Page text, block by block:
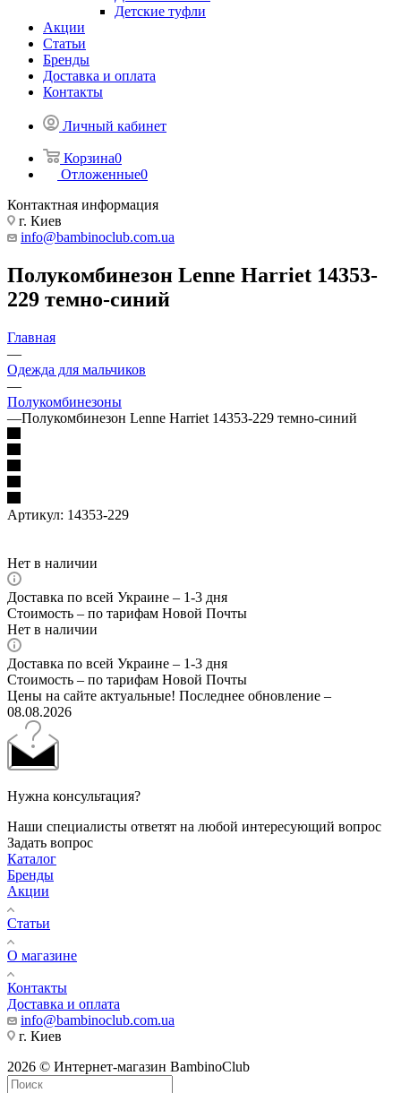
Детские туфли
Акции
Статьи
Бренды
Доставка и оплата
Контакты
Личный кабинет
Корзина0
Отложенные0
Контактная информация
г. Киев
info@bambinoclub.com.ua
Полукомбинезон Lenne Harriet 14353-
229 темно-синий
Главная
—
Одежда для мальчиков
—
Полукомбинезоны
—Полукомбинезон Lenne Harriet 14353-229 темно-синий
Артикул: 14353-229
Нет в наличии
Доставка по всей Украине – 1-3 дня
Стоимость – по тарифам Новой Почты
Нет в наличии
Доставка по всей Украине – 1-3 дня
Стоимость – по тарифам Новой Почты
Цены на сайте актуальные! Последнее обновление –
08.08.2026
Нужна консультация?
Наши специалисты ответят на любой интересующий вопрос
Задать вопрос
Каталог
Бренды
Акции
Статьи
О магазине
Контакты
Доставка и оплата
info@bambinoclub.com.ua
г. Киев
2026 © Интернет-магазин BambinoClub